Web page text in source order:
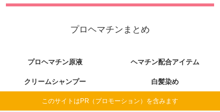
プロヘマチンまとめ
プロヘマチン原液 ヘマチン配合アイテム
クリームシャンプー 白髪染め
このサイトはPR（プロモーション）を含みます